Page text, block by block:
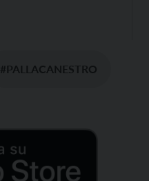
#PALLACANESTRO